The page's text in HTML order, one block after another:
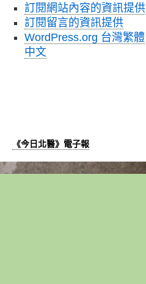
訂閱網站內容的資訊提供
訂閱留言的資訊提供
WordPress.org 台灣繁體
中文
《今日北醫》電子報